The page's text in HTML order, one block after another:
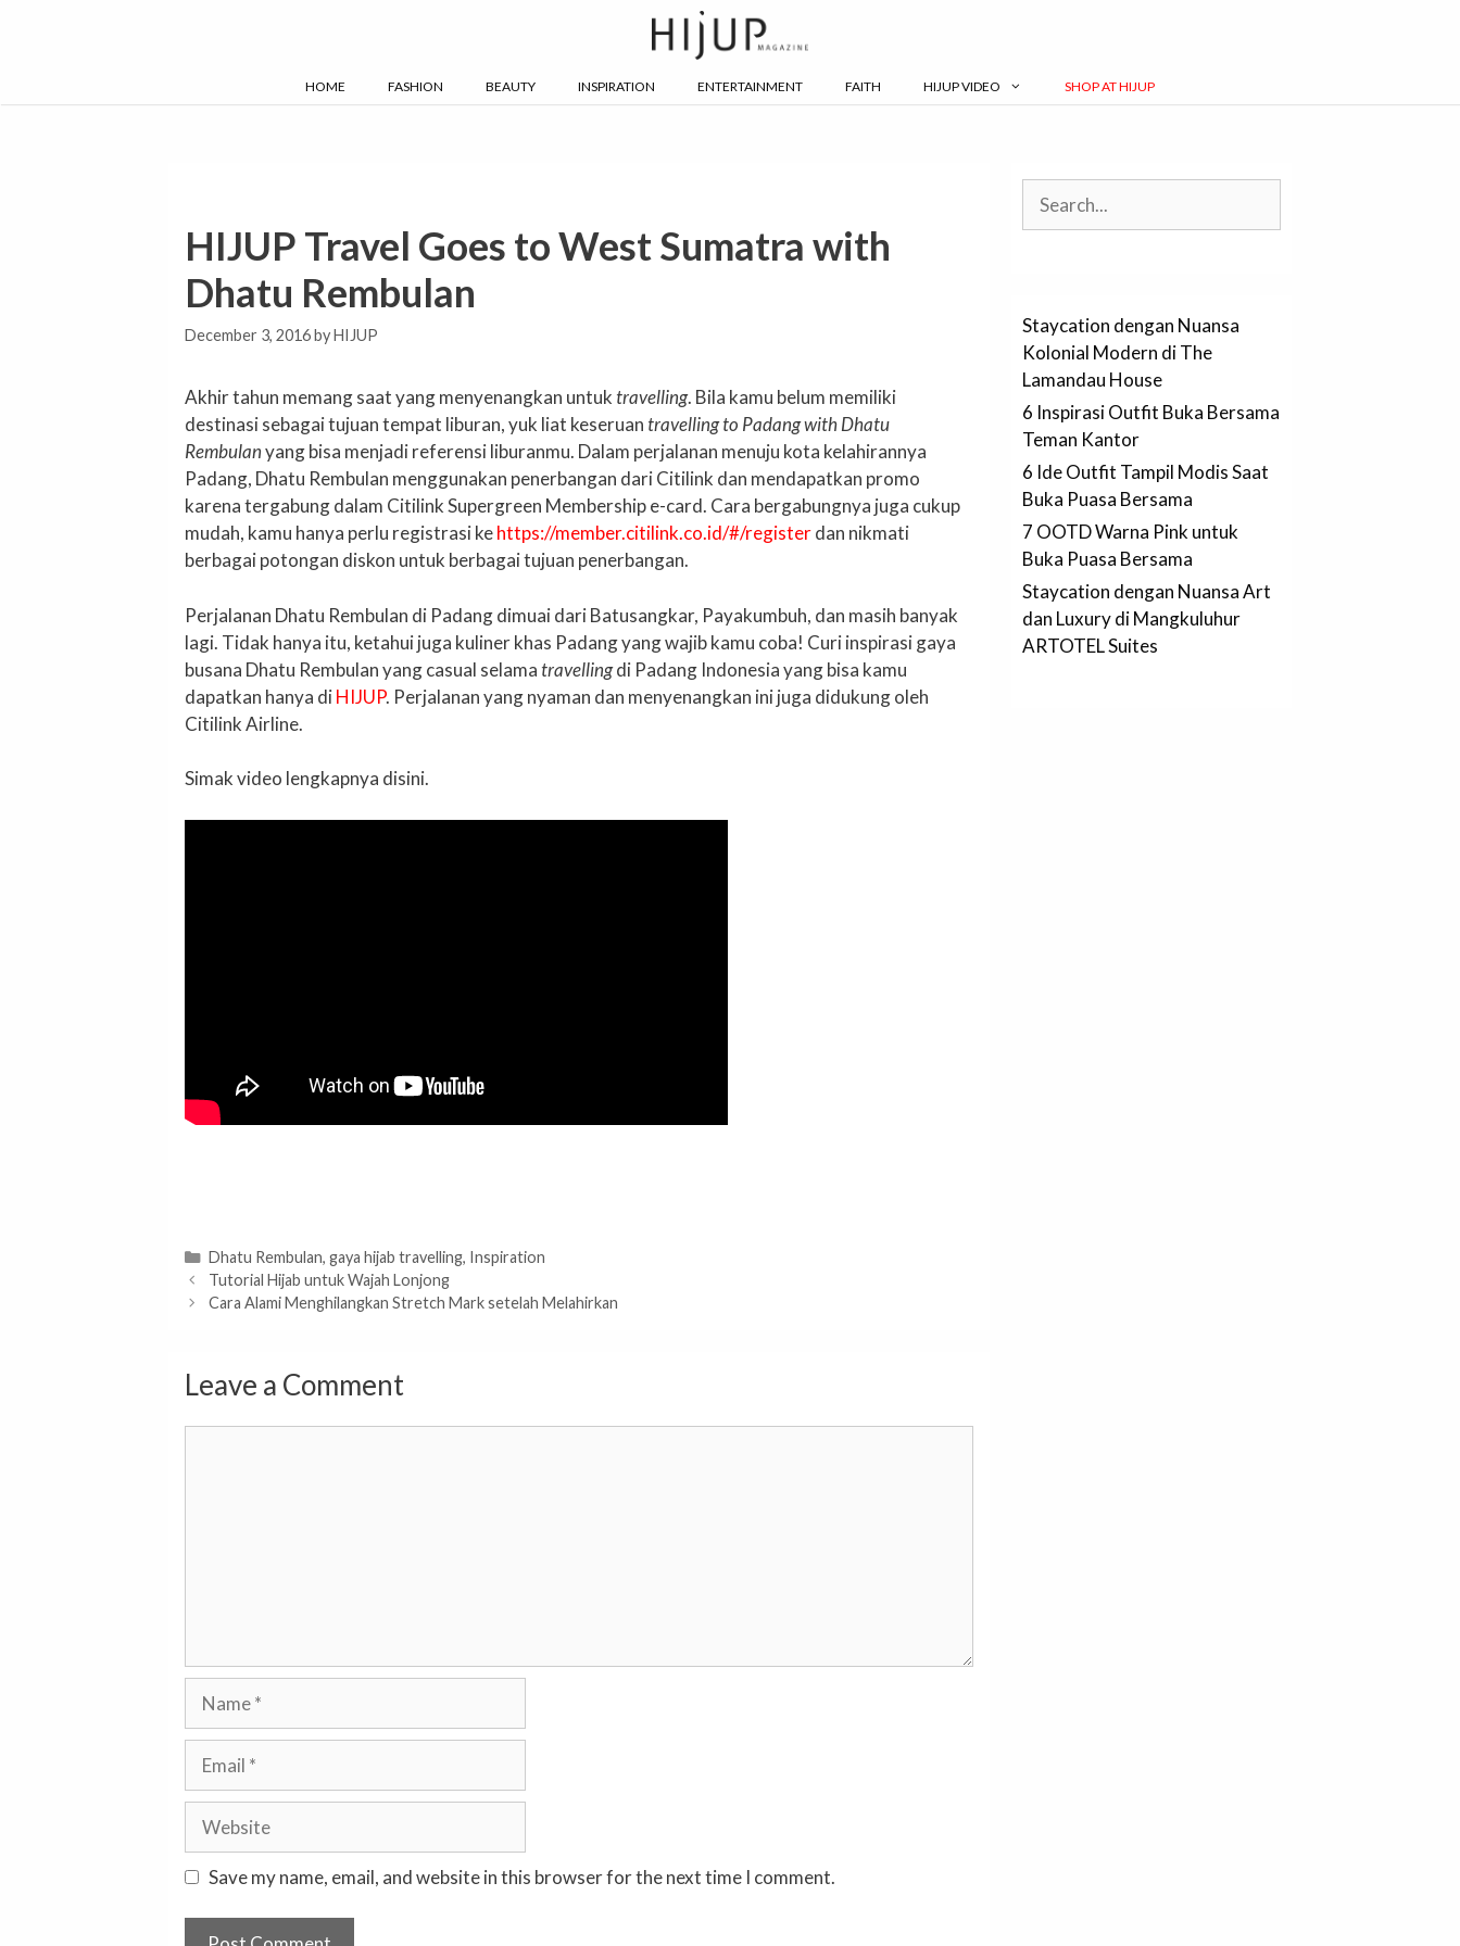
HOME FASHION BEAUTY INSPIRATION ENTERTAINMENT FAITH HIJUP VIDEO SHOP AT HIJUP
HIJUP Travel Goes to West Sumatra with
Dhatu Rembulan
December 3, 2016byHIJUP
Akhir tahun memang saat yang menyenangkan untuk travelling. Bila kamu belum memiliki
destinasi sebagai tujuan tempat liburan, yuk liat keseruan travelling to Padang with Dhatu
Rembulanyang bisa menjadi referensi liburanmu. Dalam perjalanan menuju kota kelahirannya
Padang, Dhatu Rembulan menggunakan penerbangan dari Citilink dan mendapatkan promo
karena tergabung dalam Citilink Supergreen Membership e-card. Cara bergabungnya juga cukup
mudah, kamu hanya perlu registrasi kehttps://member.citilink.co.id/#/registerdan nikmati
berbagai potongan diskon untuk berbagai tujuan penerbangan.
Perjalanan Dhatu Rembulan di Padang dimuai dari Batusangkar, Payakumbuh, dan masih banyak
lagi. Tidak hanya itu, ketahui juga kuliner khas Padang yang wajib kamu coba! Curi inspirasi gaya
busana Dhatu Rembulan yang casual selama travellingdi Padang Indonesia yang bisa kamu
dapatkan hanya diHIJUP. Perjalanan yang nyaman dan menyenangkan ini juga didukung oleh
Citilink Airline.
Simak video lengkapnya disini.
Categories
Dhatu Rembulan, gaya hijab travelling, Inspiration
Tutorial Hijab untuk Wajah Lonjong
Cara Alami Menghilangkan Stretch Mark setelah Melahirkan
Leave a Comment
Save my name, email, and website in this browser for the next time I comment.
Staycation dengan Nuansa
Kolonial Modern di The
Lamandau House
6 Inspirasi Outfit Buka Bersama
Teman Kantor
6 Ide Outfit Tampil Modis Saat
Buka Puasa Bersama
7 OOTD Warna Pink untuk
Buka Puasa Bersama
Staycation dengan Nuansa Art
dan Luxury di Mangkuluhur
ARTOTEL Suites